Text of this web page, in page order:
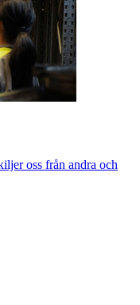
oss från andra och